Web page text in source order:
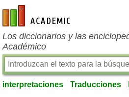
es-academic.com
Los diccionarios y las
Académico
interpretaciones Traducciones